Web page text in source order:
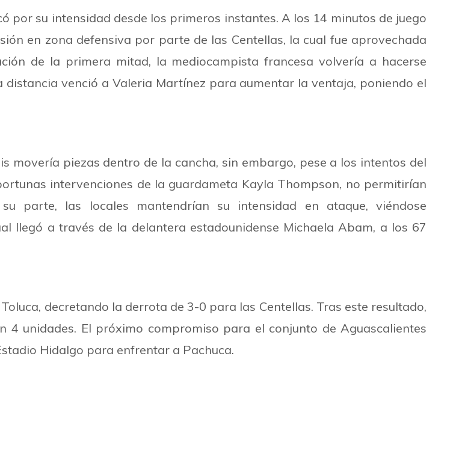
por su intensidad desde los primeros instantes. A los 14 minutos de juego
en zona defensiva por parte de las Centellas, la cual fue aprovechada
de la primera mitad, la mediocampista francesa volvería a hacerse
venció a Valeria Martínez para aumentar la ventaja, poniendo el
movería piezas dentro de la cancha, sin embargo, pese a los intentos del
intervenciones de la guardameta Kayla Thompson, no permitirían
parte, las locales mantendrían su intensidad en ataque, viéndose
llegó a través de la delantera estadounidense Michaela Abam, a los 67
decretando la derrota de 3-0 para las Centellas. Tras este resultado,
4 unidades. El próximo compromiso para el conjunto de Aguascalientes
Hidalgo para enfrentar a Pachuca.